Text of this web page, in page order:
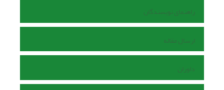
راهنمای نویسندگان
ارسال مقاله
داوران